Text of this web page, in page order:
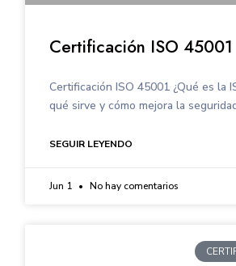
Certificación ISO 45001
Certificación ISO 45001 ¿Qué es la
qué sirve y cómo mejora la
SEGUIR LEYENDO
Jun 1 No hay comentarios